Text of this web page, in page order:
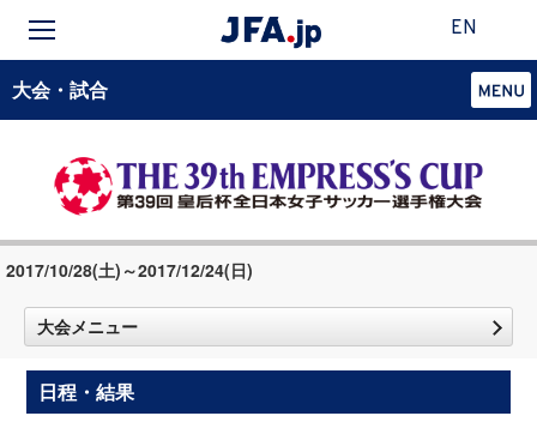
EN
大会・試合
2017/10/28(土)～2017/12/24(日)
大会メニュー
日程・結果